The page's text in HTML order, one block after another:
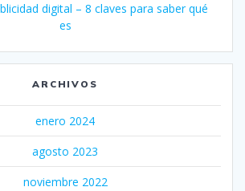
digital – 8 claves para saber qué
es
ARCHIVOS
enero 2024
agosto 2023
noviembre 2022